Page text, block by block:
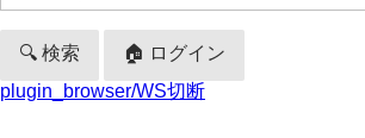
🔍 検索
🏠 ログイン
plugin_browser/WS切断